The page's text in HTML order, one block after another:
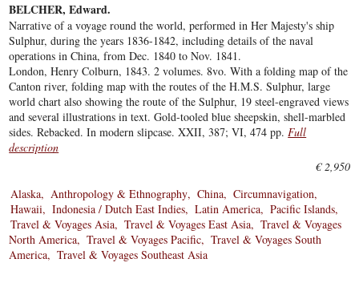
BELCHER, Edward.
Narrative of a voyage round the world, performed in Her Majesty's ship
Sulphur, during the years 1836-1842, including details of the naval
operations in China, from Dec. 1840 to Nov. 1841.
London, Henry Colburn, 1843. 2 volumes. 8vo. With a folding map of the
Canton river, folding map with the routes of the H.M.S. Sulphur, large
world chart also showing the route of the Sulphur, 19 steel-engraved views
and several illustrations in text. Gold-tooled blue sheepskin, shell-marbled
sides. Rebacked. In modern slipcase. XXII, 387; VI, 474 pp.Full
description
€ 2,950
Alaska
Anthropology & Ethnography China
Circumnavigation
Hawaii
Indonesia / Dutch East Indies Latin America
Pacific Islands
Travel & Voyages Asia
Travel & Voyages East Asia
Travel & Voyages
North America
Travel & Voyages Pacific
Travel & Voyages South
America
Travel & Voyages Southeast Asia